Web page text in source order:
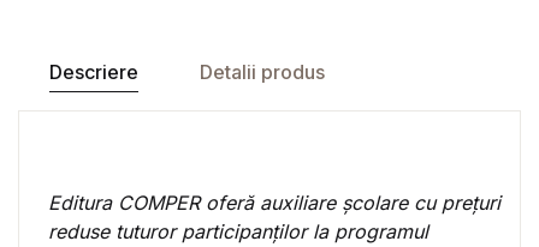
Descriere Detalii produs
Editura COMPER oferă auxiliare școlare cu prețuri
reduse tuturor participanților la programul